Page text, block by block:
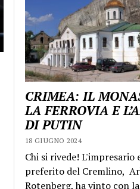
CRIMEA: IL
LA FERROVIA E
DI PUTIN
18 GIUGNO 2024
Chi si rivede! L'impresario
preferito del Cremlino,
Rotenberg, ha vinto con la